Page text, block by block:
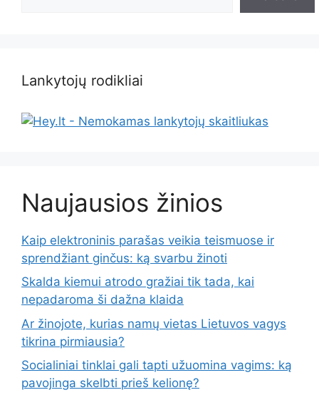
Lankytojų rodikliai
Naujausios žinios
Kaip elektroninis parašas veikia teismuose ir
sprendžiant ginčus: ką svarbu žinoti
Skalda kiemui atrodo gražiai tik tada, kai
nepadaroma ši dažna klaida
Ar žinojote, kurias namų vietas Lietuvos vagys
tikrina pirmiausia?
Socialiniai tinklai gali tapti užuomina vagims: ką
pavojinga skelbti prieš kelionę?